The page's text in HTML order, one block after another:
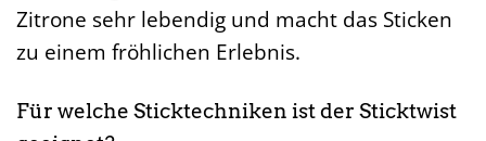
Zitrone sehr lebendig und macht das Sticken
zu einem fröhlichen Erlebnis.
Für welche Sticktechniken ist der Sticktwist